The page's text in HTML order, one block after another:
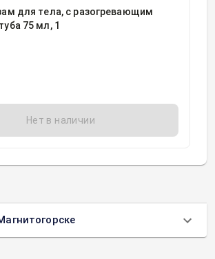
для тела, с разогревающим
75 мл, 1
Нет в наличии